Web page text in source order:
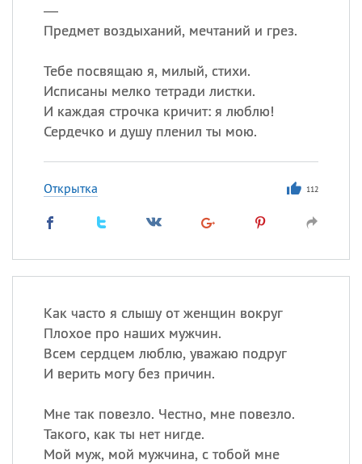
—
Предмет воздыханий, мечтаний и грез.
Тебе посвящаю я, милый, стихи.
Исписаны мелко тетради листки.
И каждая строчка кричит: я люблю!
Сердечко и душу пленил ты мою.
Открытка 112
Как часто я слышу от женщин вокруг
Плохое про наших мужчин.
Всем сердцем люблю, уважаю подруг
И верить могу без причин.
Мне так повезло. Честно, мне повезло.
Такого, как ты нет нигде.
Мой муж, мой мужчина, с тобой мне